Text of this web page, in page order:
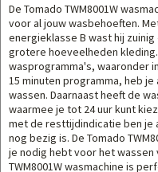
De Tomado TWM8001W
voor al jouw wasbehoeften.
energieklasse B wast hij
grotere hoeveelheden
wasprogramma's, waaronder
15 minuten programma, heb
wassen. Daarnaast heeft de
waarmee je tot 24 uur kunt
met de resttijdindicatie ben je
nog bezig is. De Tomado
je nodig hebt voor het wassen
TWM8001W wasmachine is